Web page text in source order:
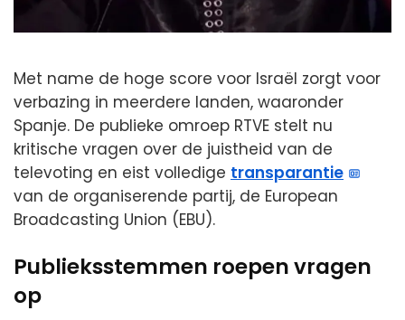
Met name de hoge score voor Israël zorgt voor
verbazing in meerdere landen, waaronder
Spanje. De publieke omroep RTVE stelt nu
kritische vragen over de juistheid van de
televoting en eist volledige transparantie
van de organiserende partij, de European
Broadcasting Union (EBU).
Publieksstemmen roepen vragen
op